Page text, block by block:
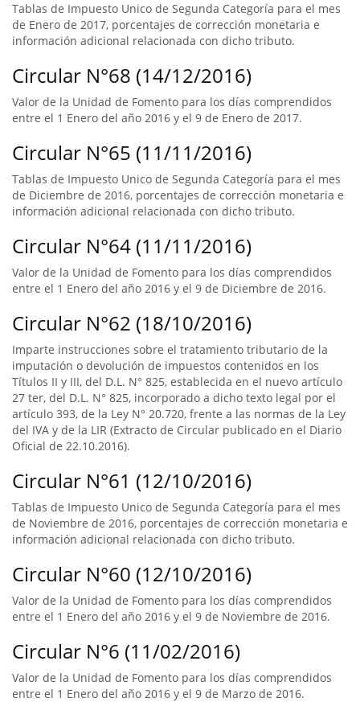
Tablas de Impuesto Unico de Segunda Categoría para el mes
de Enero de 2017, porcentajes de corrección monetaria e
información adicional relacionada con dicho tributo.
Circular N°68 (14/12/2016)
Valor de la Unidad de Fomento para los días comprendidos
entre el 1 Enero del año 2016 y el 9 de Enero de 2017.
Circular N°65 (11/11/2016)
Tablas de Impuesto Unico de Segunda Categoría para el mes
de Diciembre de 2016, porcentajes de corrección monetaria e
información adicional relacionada con dicho tributo.
Circular N°64 (11/11/2016)
Valor de la Unidad de Fomento para los días comprendidos
entre el 1 Enero del año 2016 y el 9 de Diciembre de 2016.
Circular N°62 (18/10/2016)
Imparte instrucciones sobre el tratamiento tributario de la
imputación o devolución de impuestos contenidos en los
Títulos II y III, del D.L. N° 825, establecida en el nuevo artículo
27 ter, del D.L. N° 825, incorporado a dicho texto legal por el
artículo 393, de la Ley N° 20.720, frente a las normas de la Ley
del IVA y de la LIR (Extracto de Circular publicado en el Diario
Oficial de 22.10.2016).
Circular N°61 (12/10/2016)
Tablas de Impuesto Unico de Segunda Categoría para el mes
de Noviembre de 2016, porcentajes de corrección monetaria e
información adicional relacionada con dicho tributo.
Circular N°60 (12/10/2016)
Valor de la Unidad de Fomento para los días comprendidos
entre el 1 Enero del año 2016 y el 9 de Noviembre de 2016.
Circular N°6 (11/02/2016)
Valor de la Unidad de Fomento para los días comprendidos
entre el 1 Enero del año 2016 y el 9 de Marzo de 2016.